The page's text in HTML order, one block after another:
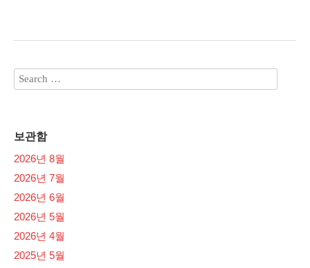
보관함
2026년 8월
2026년 7월
2026년 6월
2026년 5월
2026년 4월
2025년 5월